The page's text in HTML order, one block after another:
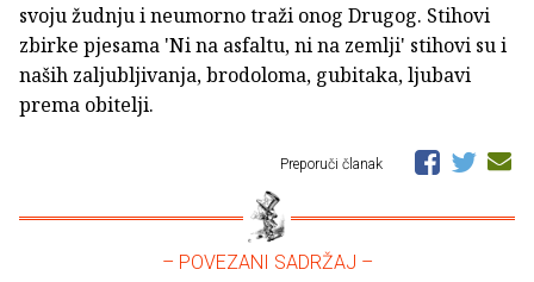
svoju žudnju i neumorno traži onog Drugog. Stihovi
zbirke pjesama 'Ni na asfaltu, ni na zemlji' stihovi su i
naših zaljubljivanja, brodoloma, gubitaka, ljubavi
prema obitelji.
Preporuči članak
– POVEZANI SADRŽAJ –